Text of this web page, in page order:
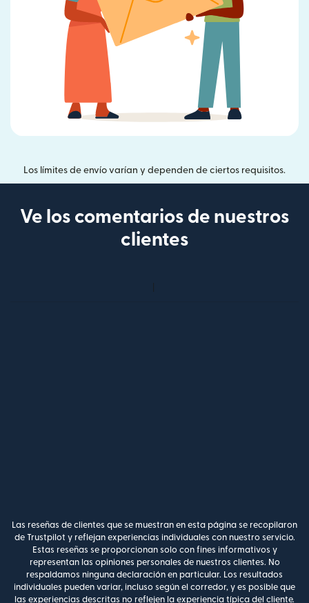
Los límites de envío varían y dependen de ciertos requisitos.
Ve los comentarios de nuestros
clientes
Las reseñas de clientes que se muestran en esta página se recopilaron
de Trustpilot y reflejan experiencias individuales con nuestro servicio.
Estas reseñas se proporcionan solo con fines informativos y
representan las opiniones personales de nuestros clientes. No
respaldamos ninguna declaración en particular. Los resultados
individuales pueden variar, incluso según el corredor, y es posible que
las experiencias descritas no reflejen la experiencia típica del cliente.